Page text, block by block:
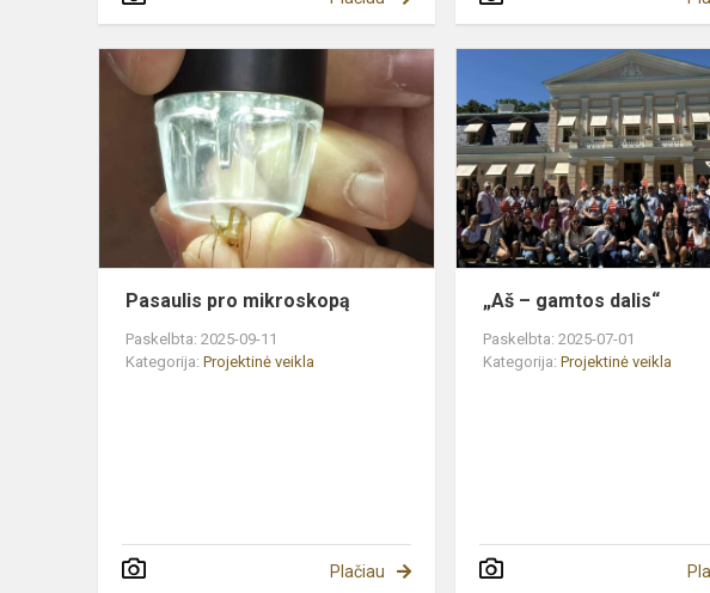
Pasaulis
mikroskopą
Pasaulis pro mikroskopą
Paskelbta: 2025-09-11
Kategorija: Projektinė veikla
Plačiau
„Aš – gamtos dalis“
Paskelbta: 2025-07-01
Kategorija:Projektinė veikla